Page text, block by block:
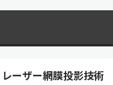
ーザー網膜投影技術